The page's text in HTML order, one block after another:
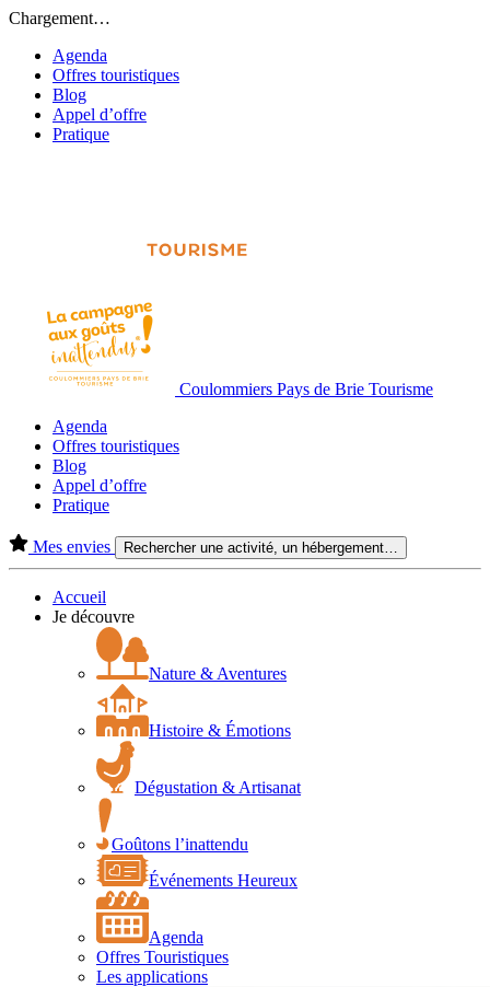
Chargement…
Agenda
Offres touristiques
Blog
Appel d’offre
Pratique
Coulommiers Pays de Brie Tourisme
Agenda
Offres touristiques
Blog
Appel d’offre
Pratique
Mes envies Rechercher une activité, un hébergement…
Accueil
Je découvre
Nature & Aventures
Histoire & Émotions
Dégustation & Artisanat
Goûtons l’inattendu
Événements Heureux
Agenda
Offres Touristiques
Les applications